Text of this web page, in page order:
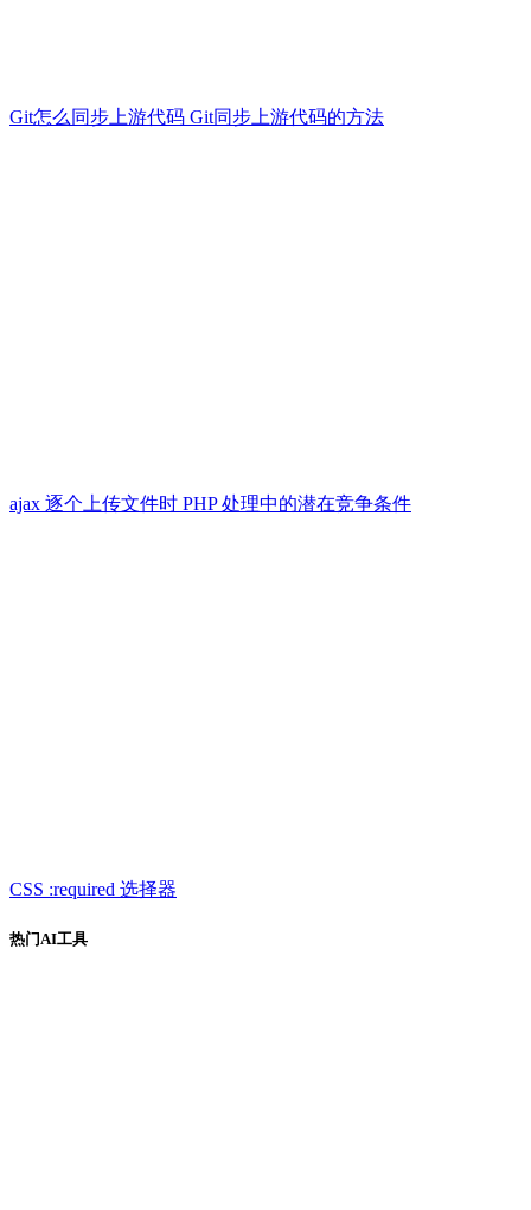
Git怎么同步上游代码 Git同步上游代码的方法
ajax 逐个上传文件时 PHP 处理中的潜在竞争条件
CSS :required 选择器
热门AI工具